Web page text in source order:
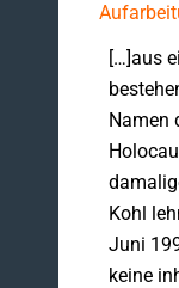
[…]aus
Namen
Kohl
Juni
keine